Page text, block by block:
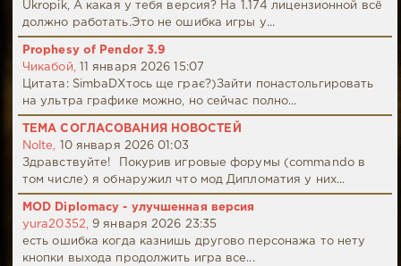
Ukropik, А какая у тебя версия? На 1.174 лицензионной всё
должно работать.Это не ошибка игры у...
Prophesy of Pendor 3.9
Чикабой,
11 января 2026 15:07
Цитата: SimbaDХтось ще грає?)Зайти понастольгировать
на ультра графике можно, но сейчас полно...
ТЕМА СОГЛАСОВАНИЯ НОВОСТЕЙ
Nolte,
10 января 2026 01:03
Здравствуйте! Покурив игровые форумы (commando в
том числе) я обнаружил что мод Дипломатия у них...
MOD Diplomacy - улучшенная версия
yura20352,
9 января 2026 23:35
есть ошибка когда казнишь другово персонажа то нету
кнопки выхода продолжить игра все...